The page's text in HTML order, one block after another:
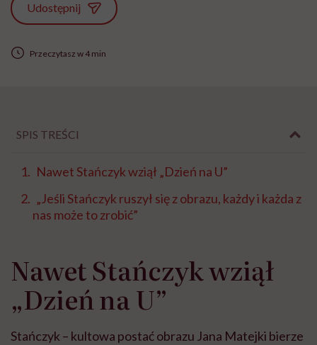
Udostępnij
Przeczytasz w 4 min
SPIS TREŚCI
Nawet Stańczyk wziął „Dzień na U”
„Jeśli Stańczyk ruszył się z obrazu, każdy i każda z
nas może to zrobić”
Nawet Stańczyk wziął
„Dzień na U”
Stańczyk – kultowa postać obrazu Jana Matejki bierze